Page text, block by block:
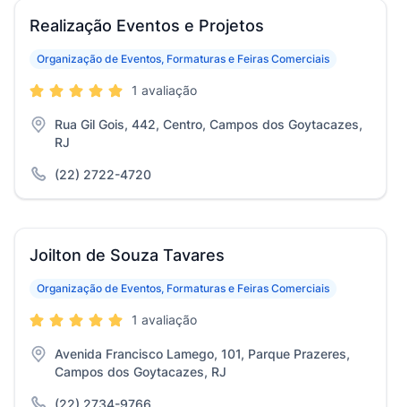
Realização Eventos e Projetos
Organização de Eventos, Formaturas e Feiras Comerciais
1 avaliação
Rua Gil Gois, 442, Centro, Campos dos Goytacazes,
RJ
(22) 2722-4720
Joilton de Souza Tavares
Organização de Eventos, Formaturas e Feiras Comerciais
1 avaliação
Avenida Francisco Lamego, 101, Parque Prazeres,
Campos dos Goytacazes, RJ
(22) 2734-9766